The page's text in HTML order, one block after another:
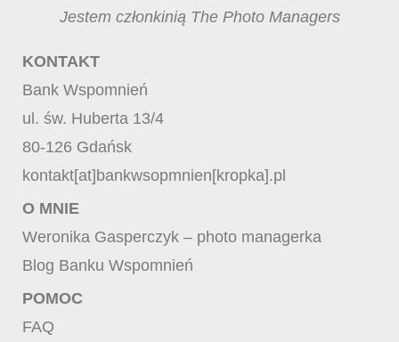
Jestem członkinią The Photo Managers
KONTAKT
Bank Wspomnień
ul. św. Huberta 13/4
80-126 Gdańsk
kontakt[at]bankwsopmnien[kropka].pl
O MNIE
Weronika Gasperczyk – photo managerka
Blog Banku Wspomnień
POMOC
FAQ